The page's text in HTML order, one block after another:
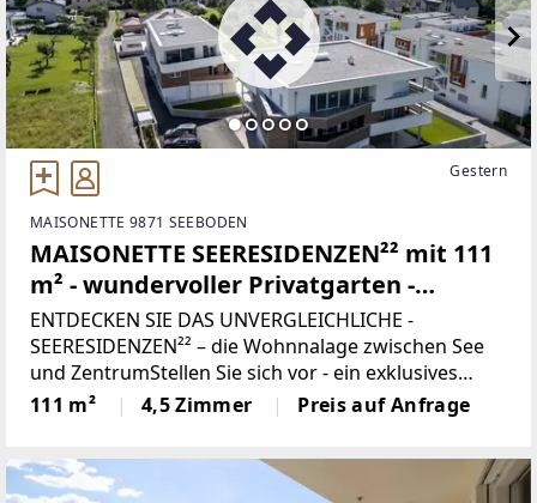
Gestern
MAISONETTE 9871 SEEBODEN
MAISONETTE SEERESIDENZEN²² mit 111
m² - wundervoller Privatgarten -
exklusives Wohnen in SEENÄHE
ENTDECKEN SIE DAS UNVERGLEICHLICHE -
SEERESIDENZEN²² – die Wohnnalage zwischen See
und ZentrumStellen Sie sich vor - ein exklusives
Zuhause nur zwei Minuten vom glitzernden
Millstätter See entfernt, eingebettet in eine der
111 m² 4,5 Zimmer Preis auf Anfrage